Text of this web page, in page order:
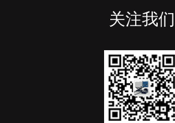
关注我们